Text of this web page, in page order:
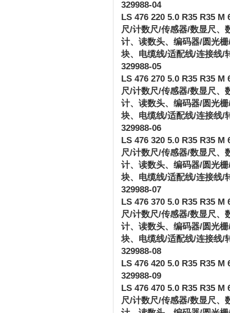
329988-04
LS 476 220 5.0 R35 R35 M
尺/计数尺/传感器/数显尺、
计、读数头、编码器/圆光栅
块、电缆线/适配线/连接线/
329988-05
LS 476 270 5.0 R35 R35 M
尺/计数尺/传感器/数显尺、
计、读数头、编码器/圆光栅
块、电缆线/适配线/连接线/
329988-06
LS 476 320 5.0 R35 R35 M
尺/计数尺/传感器/数显尺、
计、读数头、编码器/圆光栅
块、电缆线/适配线/连接线/
329988-07
LS 476 370 5.0 R35 R35 M
尺/计数尺/传感器/数显尺、
计、读数头、编码器/圆光栅
块、电缆线/适配线/连接线/
329988-08
LS 476 420 5.0 R35 R35 M
329988-09
LS 476 470 5.0 R35 R35 M
尺/计数尺/传感器/数显尺、